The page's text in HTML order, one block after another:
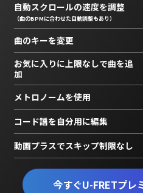
今すぐU-FRETプレ
自動スクロールの速度を調整
（曲のBPMに合わせた自動調整もあり）
曲のキーを変更
お気に入りに上限なしで曲を追
加
メトロノームを使用
コード譜を自分用に編集
動画プラスでスキップ制限なし